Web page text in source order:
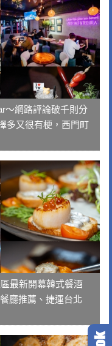
～網路評論破千則分
多又很有梗，西門町
區最新開幕韓式餐酒
廳推薦、捷運台北